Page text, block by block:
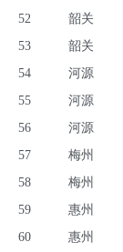
52
韶关
53
韶关
54
河源
55
河源
56
河源
57
梅州
58
梅州
59
惠州
60
惠州